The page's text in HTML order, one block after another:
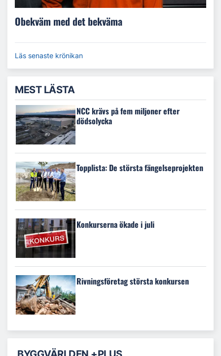
Obekväm med det bekväma
Läs senaste krönikan
MEST LÄSTA
NCC krävs på fem miljoner efter
dödsolycka
Topplista: De största fängelseprojekten
Konkurserna ökade i juli
Rivningsföretag största konkursen